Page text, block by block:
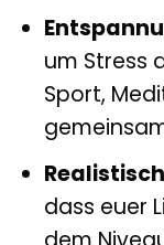
um Stress
Sport,
dass euer